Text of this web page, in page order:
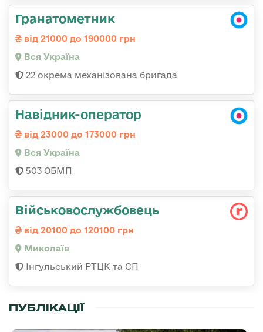
Гранатометник
від 21000 до 190000 грн
Вся Україна
22 окрема механізована бригада
Навідник-оператор
від 23000 до 173000 грн
Вся Україна
503 ОБМП
Військовослужбовець
від 20100 до 120100 грн
Миколаїв
Інгульський РТЦК та СП
ПУБЛІКАЦІЇ